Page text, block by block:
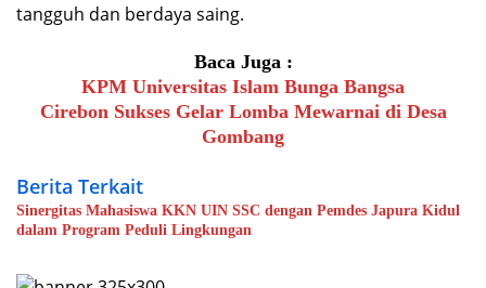
tangguh dan berdaya saing.
Baca Juga :
KPM Universitas Islam Bunga Bangsa
Cirebon Sukses Gelar Lomba Mewarnai di Desa
Gombang
Berita Terkait
Sinergitas Mahasiswa KKN UIN SSC dengan Pemdes Japura Kidul
dalam Program Peduli Lingkungan